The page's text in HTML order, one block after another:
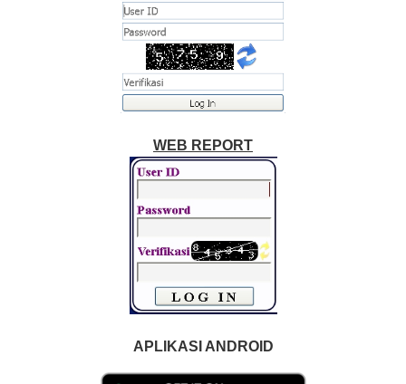
WEB REPORT
APLIKASI ANDROID